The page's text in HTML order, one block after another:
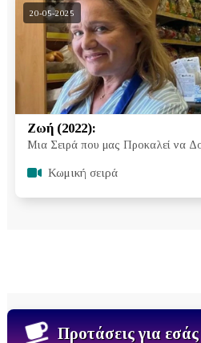
Ζωή (2022):
Μια Σειρά που μας Προκαλεί να
Κωμική σειρά
20-05-2025
Προτάσεις για εσάς